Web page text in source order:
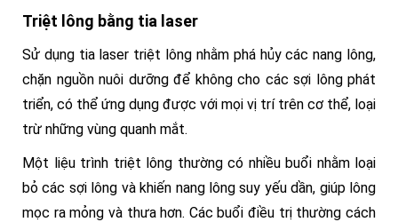
Triệt lông bằng tia laser
Sử dụng tia laser triệt lông nhằm phá hủy các nang lông,
chặn nguồn nuôi dưỡng để không cho các sợi lông phát
triển, có thể ứng dụng được với mọi vị trí trên cơ thể, loại
trừ những vùng quanh mắt.
Một liệu trình triệt lông thường có nhiều buổi nhằm loại
bỏ các sợi lông và khiến nang lông suy yếu dần, giúp lông
mọc ra mỏng và thưa hơn. Các buổi điều trị thường cách